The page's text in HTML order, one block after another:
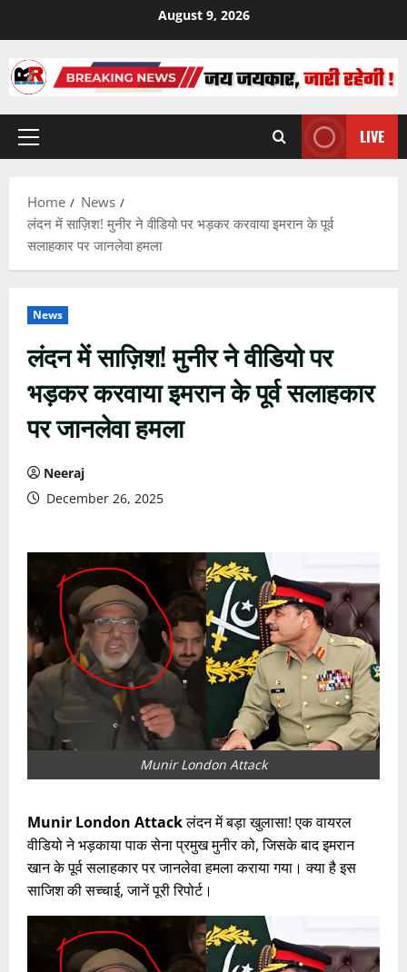
content
August 9, 2026
Primary
LIVE
Home
News
लंदन में साज़िश! मुनीर ने वीडियो पर भड़कर करवाया इमरान के पूर्व
सलाहकार पर जानलेवा हमला
News
लंदन में साज़िश! मुनीर ने वीडियो पर
भड़कर करवाया इमरान के पूर्व सलाहकार
पर जानलेवा हमला
Neeraj
December 26, 2025
Munir London Attack
Munir London Attackलंदन में बड़ा खुलासा! एक वायरल
वीडियो ने भड़काया पाक सेना प्रमुख मुनीर को, जिसके बाद इमरान
खान के पूर्व सलाहकार पर जानलेवा हमला कराया गया। क्या है इस
साजिश की सच्चाई, जानें पूरी रिपोर्ट।